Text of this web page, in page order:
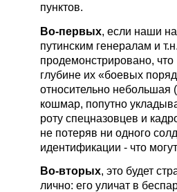
пунктов.
Во-первых , если наши
путинским генералам и
продемонстрировано,
глубине их «боевых
относительно небольшая
кошмар, попутно
роту спецназовцев и
не потеряв ни одного
идентификации - что
Во-вторых, это будет
лично: его уличат в